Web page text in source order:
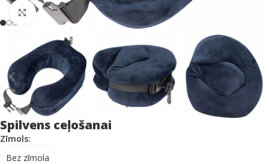
Click to enlarge
Spilvens ceļošanai
Zīmols:
Bez zīmola